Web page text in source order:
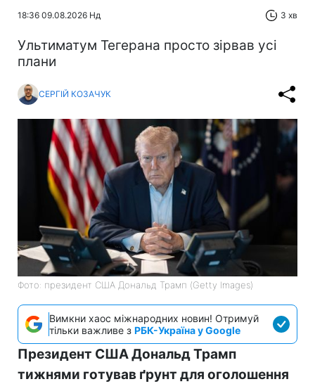
18:36 09.08.2026 Нд 3 хв
Ультиматум Тегерана просто зірвав усі
плани
СЕРГІЙ КОЗАЧУК
Фото: президент США Дональд Трамп (Getty Images)
Вимкни хаос міжнародних новин! Отримуй
тільки важливе з РБК-Україна у Google
Президент США Дональд Трамп
тижнями готував ґрунт для оголошення